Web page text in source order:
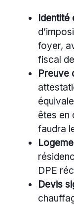
Identité
foyer,
fiscal
Preuve
êtes en
faudra
DPE
Devis